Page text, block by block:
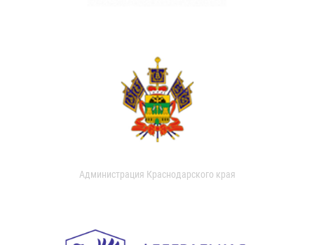
Администрация Краснодарского края